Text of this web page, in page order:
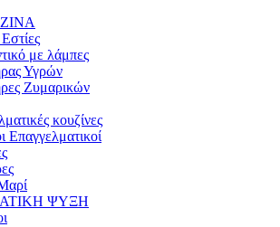
με λάμπες
Υγρών
Ζυμαρικών
κουζίνες
Επαγγελματικοί
ΨΥΞΗ